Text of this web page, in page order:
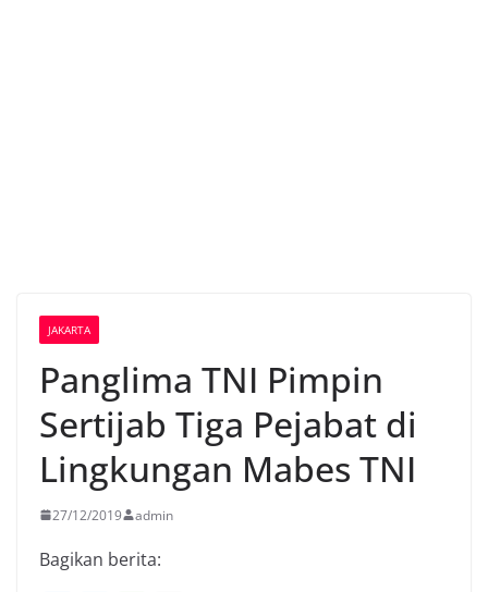
JAKARTA
Panglima TNI Pimpin
Sertijab Tiga Pejabat di
Lingkungan Mabes TNI
27/12/2019 admin
Bagikan berita: